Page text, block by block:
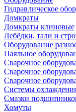
Гидравлическое
Домкраты
Домкраты клиновые
Лебёдки, тали и
Оборудование
Паяльное
Сварочное
Сварочное
Сварочное
Системы
Смазки
Хомуты